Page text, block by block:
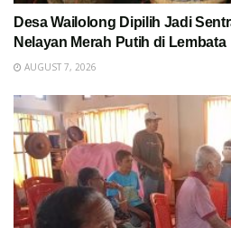
Desa Wailolong Dipilih Jadi
Nelayan Merah Putih di Lembata
AUGUST 7, 2026